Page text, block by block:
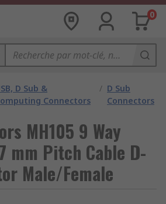
0
D Sub &
Connectors
/ D Sub
Connectors
MH105 9 Way
mm Pitch Cable D-
Male/Female